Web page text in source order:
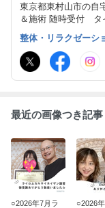
東京都東村山市の自
＆施術 随時受付 タ
タイ古式サロンの中
体に特化！
整体・リラクゼーシ
最近の画像つき記事
○2026年7月ラ
○2026